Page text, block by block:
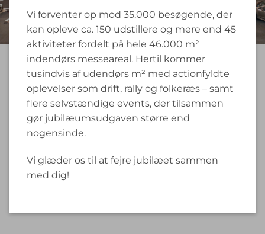
Vi forventer op mod 35.000 besøgende, der
kan opleve ca. 150 udstillere og mere end 45
aktiviteter fordelt på hele 46.000 m²
indendørs messeareal. Hertil kommer
tusindvis af udendørs m² med actionfyldte
oplevelser som drift, rally og folkeræs – samt
flere selvstændige events, der tilsammen
gør jubilæumsudgaven større end
nogensinde.
Vi glæder os til at fejre jubilæet sammen
med dig!